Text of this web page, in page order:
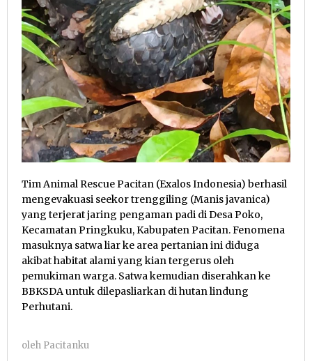
Tim Animal Rescue Pacitan (Exalos Indonesia) berhasil
mengevakuasi seekor trenggiling (Manis javanica)
yang terjerat jaring pengaman padi di Desa Poko,
Kecamatan Pringkuku, Kabupaten Pacitan. Fenomena
masuknya satwa liar ke area pertanian ini diduga
akibat habitat alami yang kian tergerus oleh
pemukiman warga. Satwa kemudian diserahkan ke
BBKSDA untuk dilepasliarkan di hutan lindung
Perhutani.
oleh Pacitanku